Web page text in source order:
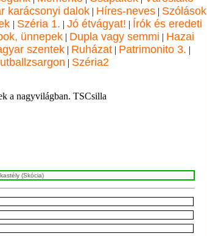
karácsonyi dalok| Híres-neves| Szólások
| Széria 1. | Jó étvágyat! | Írók és eredeti
ünnepek | Dupla vagy semmi | Hazai
szentek | Ruházat | Patrimonito 3. |
| Széria2
a nagyvilágban. TSCsilla